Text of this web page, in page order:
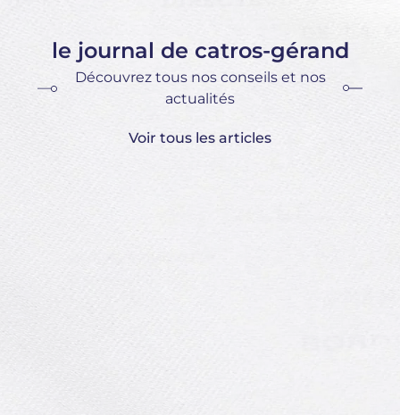
le journal de catros-gérand
Découvrez tous nos conseils et nos
actualités
Voir tous les articles